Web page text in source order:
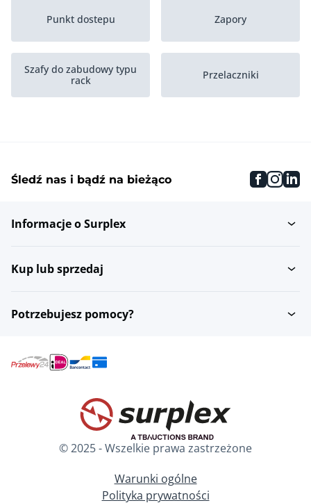
Punkt dostepu Zapory
Szafy do zabudowy typu
rack
Przelaczniki
Śledź nas i bądź na bieżąco
Informacje o Surplex
Kup lub sprzedaj
Potrzebujesz pomocy?
© 2025 - Wszelkie prawa zastrzeżone
Warunki ogólne
Polityka prywatności